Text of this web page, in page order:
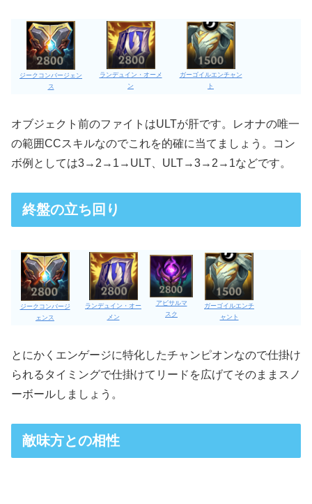
ジークコンバージェン
ス
ランデュイン・オーメ
ン
ガーゴイルエンチャン
ト
オブジェクト前のファイトはULTが肝です。レオナの唯一
の範囲CCスキルなのでこれを的確に当てましょう。コン
ボ例としては3→2→1→ULT、ULT→3→2→1などです。
終盤の立ち回り
ジークコンバージ
ェンス
ランデュイン・オー
メン
アビサルマ
スク
ガーゴイルエンチ
ャント
とにかくエンゲージに特化したチャンピオンなので仕掛け
られるタイミングで仕掛けてリードを広げてそのままスノ
ーボールしましょう。
敵味方との相性